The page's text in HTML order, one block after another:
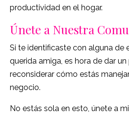
productividad en el hogar.
Únete a Nuestra
Si te identificaste con alguna de
querida amiga, es hora de dar
reconsiderar cómo estás
negocio.
No estás sola en esto, únete a mi